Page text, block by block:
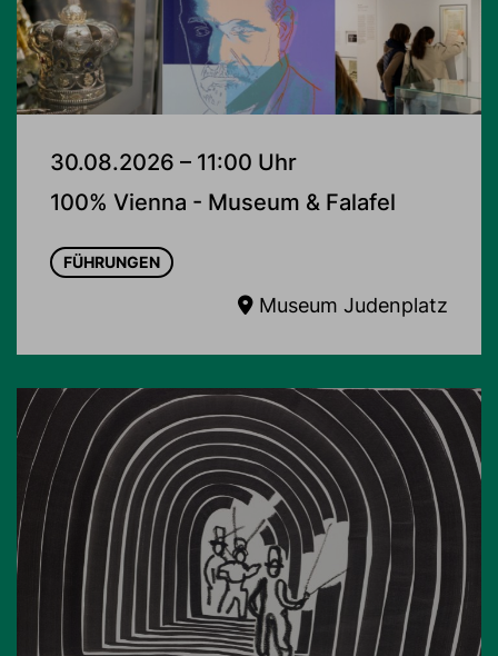
30.08.2026 – 11:00 Uhr
100% Vienna - Museum & Falafel
FÜHRUNGEN
Museum Judenplatz